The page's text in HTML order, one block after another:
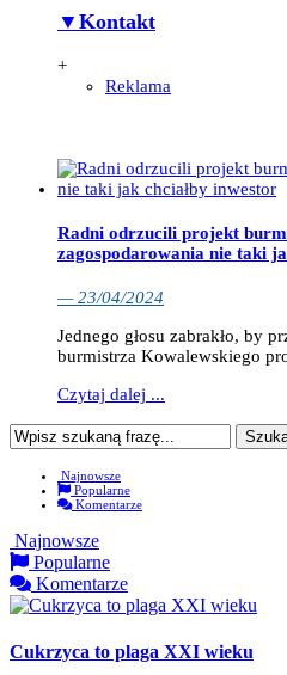
▼Kontakt
+
Reklama
Radni odrzucili projekt
zagospodarowania nie taki
— 23/04/2024
Jednego głosu zabrakło, by
burmistrza Kowalewskiego
Czytaj dalej ...
Najnowsze
Popularne
Komentarze
Najnowsze
Popularne
Komentarze
Cukrzyca to plaga XXI wieku